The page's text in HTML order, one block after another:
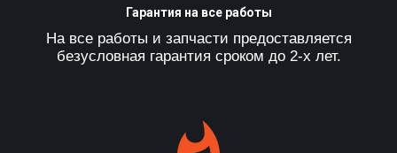
Гарантия на все работы
На все работы и запчасти предоставляется
безусловная гарантия сроком до 2-х лет.